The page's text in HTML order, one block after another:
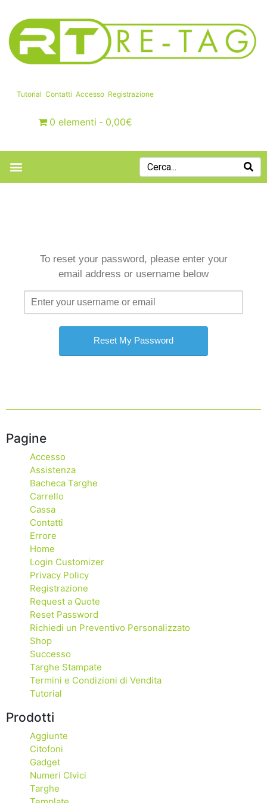
Tutorial Contatti Accesso Registrazione
0 elementi 0,00€
To reset your password, please enter your
email address or username below
Pagine
Accesso
Assistenza
Bacheca Targhe
Carrello
Cassa
Contatti
Errore
Home
Login Customizer
Privacy Policy
Registrazione
Request a Quote
Reset Password
Richiedi un Preventivo Personalizzato
Shop
Successo
Targhe Stampate
Termini e Condizioni di Vendita
Tutorial
Prodotti
Aggiunte
Citofoni
Gadget
Numeri CIvici
Targhe